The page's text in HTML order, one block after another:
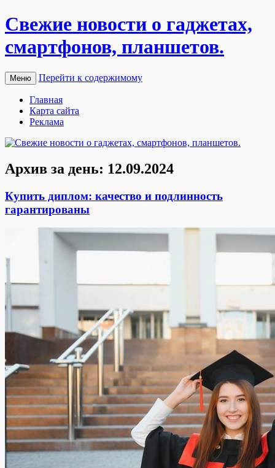
Свежие новости о гаджетах,
смартфонов, планшетов.
Меню Перейти к содержимому
Главная
Карта сайта
Реклама
Архив за день: 12.09.2024
Купить диплом: качество и подлинность
гарантированы